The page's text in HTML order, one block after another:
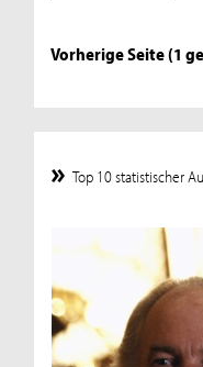
Vorherige Seite (1
Top 10 statistischer